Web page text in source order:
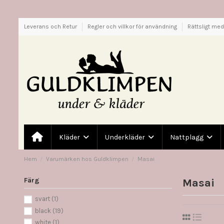
Leverans och Retur Regler och villkor för användning Rättsligt
Kläder Underkläder Nattplagg
Hem Varumärken hos Guldklimpen Masai
Masai
Färg
svart (1)
black (19)
white (1)